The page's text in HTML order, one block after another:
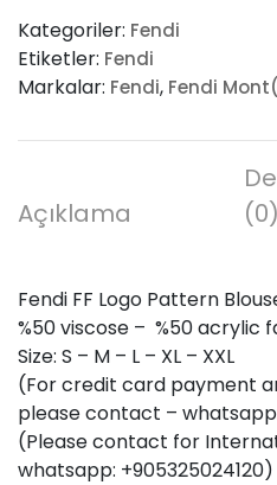
Pattern
Blouse
adet
Kategoriler: Fendi
Etiketler: Fendi
Markalar: Fendi, Fendi
Açıklama
(0)
Fendi FF Logo Pattern
%50 viscose – %50 acrylic
Size: S – M – L – XL – XXL
(For credit card payment
please contact –
(Please contact for
whatsapp: +905325024120)